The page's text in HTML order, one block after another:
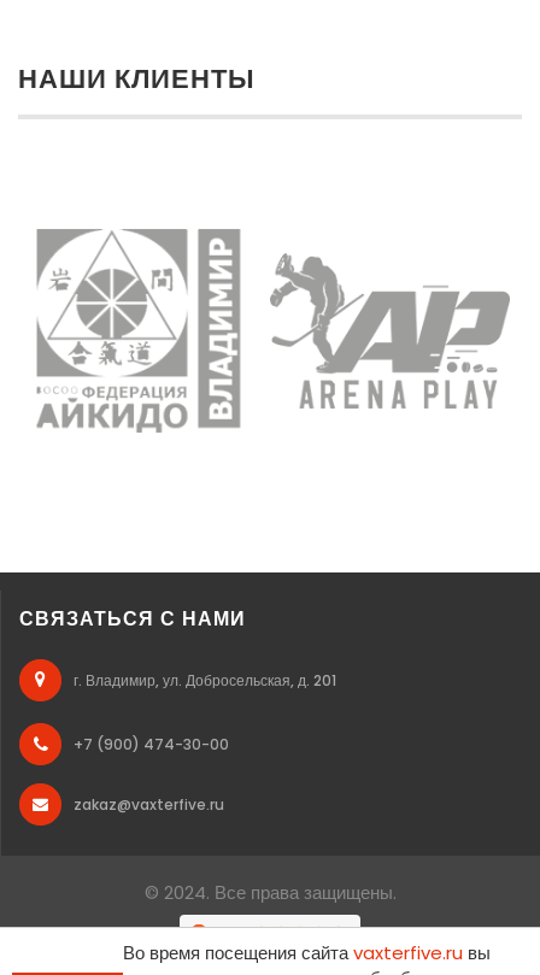
НАШИ КЛИЕНТЫ
СВЯЗАТЬСЯ С НАМИ
г. Владимир, ул. Добросельская, д. 201
+7 (900) 474-30-00
zakaz@vaxterfive.ru
© 2024. Все права защищены.
Во время посещения сайтаvaxterfive.ru вы